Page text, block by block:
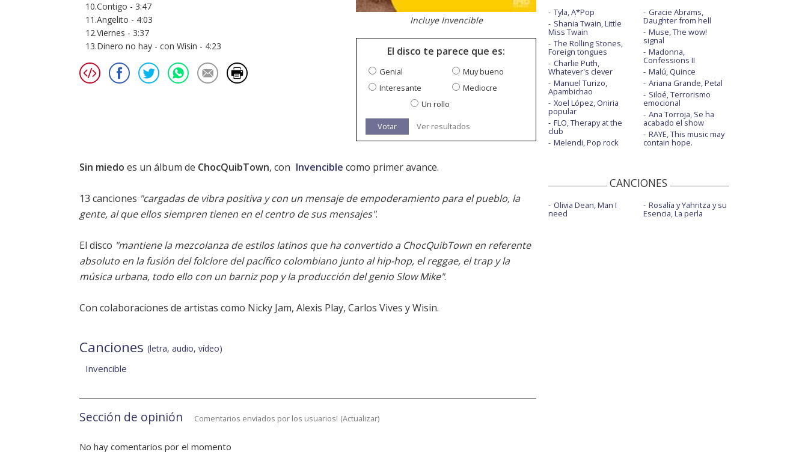
10.Contigo - 3:47
11.Angelito - 4:03
12.Viernes - 3:37
13.Dinero no hay - con Wisin - 4:23
Incluye Invencible
El disco te parece que es:
Genial
Muy bueno
Interesante
Mediocre
Un rollo
Votar Ver resultados
Sin miedo es un álbum de ChocQuibTown, con Invencible como primer avance.
13 canciones "cargadas de vibra positiva y con un mensaje de empoderamiento para el pueblo, la
gente, al que ellos siempren tienen en el centro de sus mensajes".
El disco "mantiene la mezcolanza de estilos latinos que ha convertido a ChocQuibTown en referente
absoluto en la fusión del folclore del pacífico colombiano junto al hip-hop, el reggae, el trap y la
música urbana, todo ello con un barniz pop y la producción del genio Slow Mike".
Con colaboraciones de artistas como Nicky Jam, Alexis Play, Carlos Vives y Wisin.
Canciones (letra, audio, vídeo)
Invencible
Sección de opinión Comentarios enviados por los usuarios! (Actualizar)
No hay comentarios por el momento
Tyla, A*Pop
Shania Twain, Little
Miss Twain
The Rolling Stones,
Foreign tongues
Charlie Puth,
Whatever's clever
Manuel Turizo,
Apambichao
Xoel López, Oniria
popular
FLO, Therapy at the
club
Melendi, Pop rock
Gracie Abrams,
Daughter from hell
Muse, The wow!
signal
Madonna,
Confessions II
Malú, Quince
Ariana Grande, Petal
Siloé, Terrorismo
emocional
Ana Torroja, Se ha
acabado el show
RAYE, This music may
contain hope.
CANCIONES
Olivia Dean, Man I
need
Rosalía y Yahritza y su
Esencia, La perla